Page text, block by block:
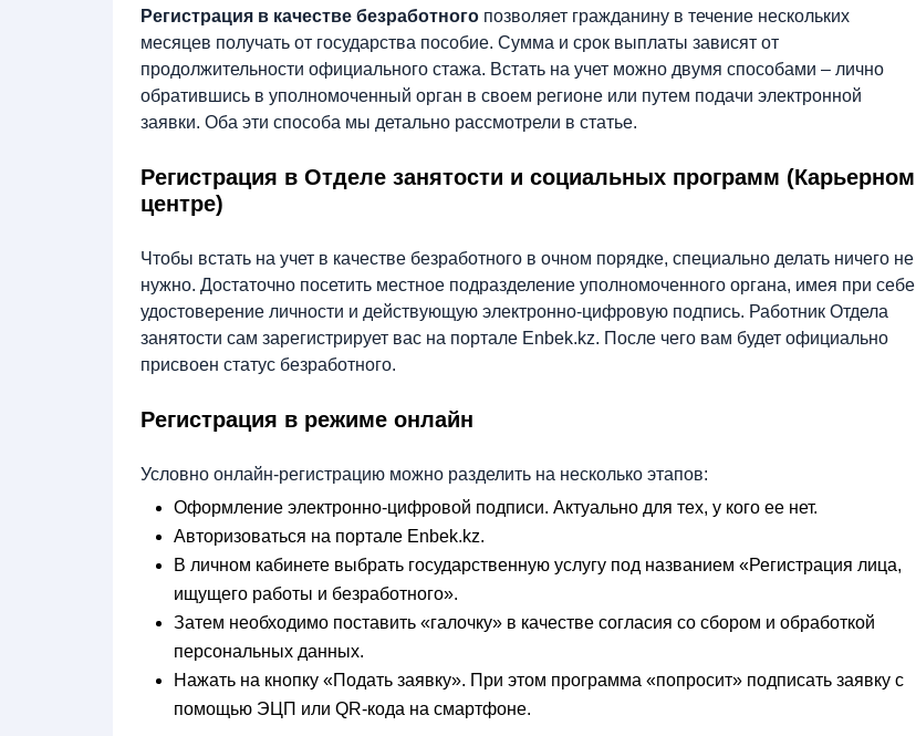
Регистрация в качестве безработного позволяет гражданину в течение нескольких
месяцев получать от государства пособие. Сумма и срок выплаты зависят от
продолжительности официального стажа. Встать на учет можно двумя способами – лично
обратившись в уполномоченный орган в своем регионе или путем подачи электронной
заявки. Оба эти способа мы детально рассмотрели в статье.
Регистрация в Отделе занятости и социальных программ (Карьерном
центре)
Чтобы встать на учет в качестве безработного в очном порядке, специально делать ничего не
нужно. Достаточно посетить местное подразделение уполномоченного органа, имея при себе
удостоверение личности и действующую электронно-цифровую подпись. Работник Отдела
занятости сам зарегистрирует вас на портале Enbek.kz. После чего вам будет официально
присвоен статус безработного.
Регистрация в режиме онлайн
Условно онлайн-регистрацию можно разделить на несколько этапов:
Оформление электронно-цифровой подписи. Актуально для тех, у кого ее нет.
Авторизоваться на портале Enbek.kz.
В личном кабинете выбрать государственную услугу под названием «Регистрация лица,
ищущего работы и безработного».
Затем необходимо поставить «галочку» в качестве согласия со сбором и обработкой
персональных данных.
Нажать на кнопку «Подать заявку». При этом программа «попросит» подписать заявку с
помощью ЭЦП или QR-кода на смартфоне.